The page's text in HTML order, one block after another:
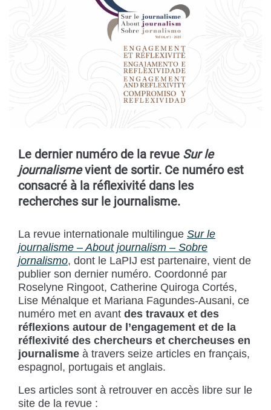
Le dernier numéro de la revue Sur le
journalismevient de sortir. Ce numéro est
consacré à la réflexivité dans les
recherches sur le journalisme.
La revue internationale multilingue Sur le
journalisme – About journalism – Sobre
jornalismo, dont le LaPIJ est partenaire, vient de
publier son dernier numéro. Coordonné par
Roselyne Ringoot, Catherine Quiroga Cortés,
Lise Ménalque et Mariana Fagundes-Ausani, ce
numéro met en avant des travaux et des
réflexions autour de l’engagement et de la
réflexivité des chercheurs et chercheuses en
journalisme à travers seize articles en français,
espagnol, portugais et anglais.
Les articles sont à retrouver en accès libre sur le
site de la revue :